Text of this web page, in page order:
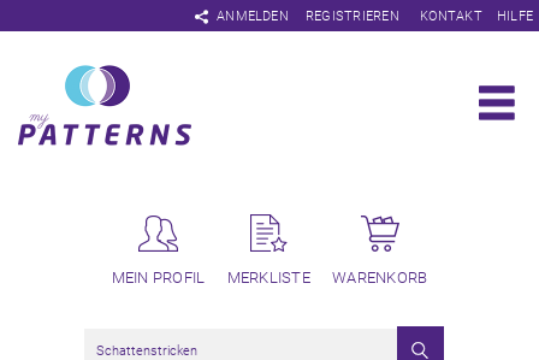
ANMELDEN
Navigation
überspringen
REGISTRIEREN KONTAKT HILFE
MEIN PROFIL MERKLISTE WARENKORB